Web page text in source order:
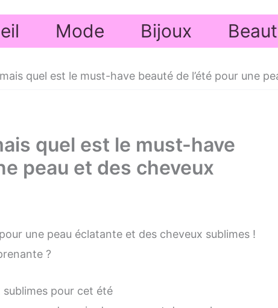
Mode Bijoux
quel est le must-have beauté de l’été pour une
quel est le must-have
peau et des cheveux
une peau éclatante et des cheveux sublimes !
?
sublimes pour cet été